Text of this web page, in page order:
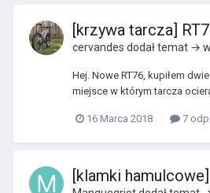
[krzywa tarcza]
cervandes dodał temat → w
Hej. Nowe RT76, kupiłem
miejsce w którym tarcza
16 Marca 2018 7
[klamki